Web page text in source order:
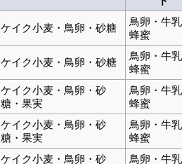
ケイク小麦・鳥卵・砂糖
鳥卵・牛乳
蜂蜜
ケイク小麦・鳥卵・砂糖
鳥卵・牛乳
蜂蜜
ケイク小麦・鳥卵・砂
糖・果実
鳥卵・牛乳
蜂蜜
ケイク小麦・鳥卵・砂
糖・果実
鳥卵・牛乳
蜂蜜
ケイク小麦・鳥卵・砂 鳥卵・牛乳